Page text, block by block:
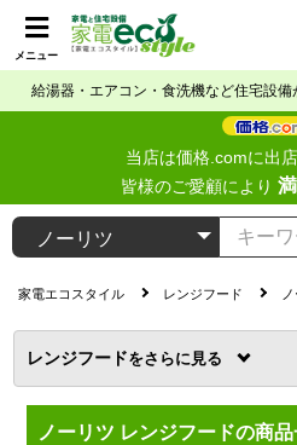
メニュー
給湯器・エアコン・食洗機など住宅設
当店は価格.comに出
皆様のご愛顧により
家電エコスタイル レンジフード
レンジフードを
ノーリツ レンジフードの商